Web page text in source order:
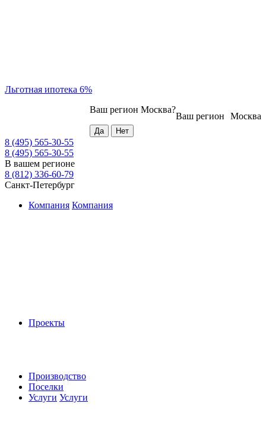
Льготная ипотека 6%
Москва
Ваш регион
Ваш регион Москва?
8 (495) 565-30-55
8 (495) 565-30-55
В вашем регионе
8 (812) 336-60-79
Санкт-Петербург
Компания Компания
Проекты
Производство
Поселки
Услуги Услуги